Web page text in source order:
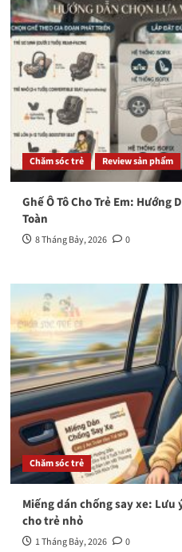
Chăm sóc trẻ Review sản phẩm
Ghế Ô Tô Cho Trẻ Em: Hướng
Toàn
8 Tháng Bảy, 2026 0
Chăm sóc trẻ
Miếng dán chống say xe: Lưu
cho trẻ nhỏ
1 Tháng Bảy, 2026 0